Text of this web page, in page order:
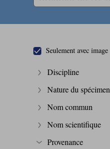
Seulement avec image
Afficher plus
Discipline
Afficher plus
Nature du spécimen
Afficher plus
Nom commun
Afficher plus
Nom scientifique
Provenance